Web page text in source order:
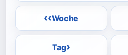
‹‹Woche
Tag›